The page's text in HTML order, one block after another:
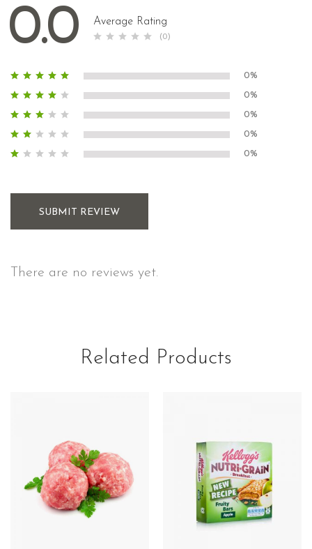
0.0 Average Rating
(0)
0%
0%
0%
0%
0%
SUBMIT REVIEW
There are no reviews yet.
Related Products